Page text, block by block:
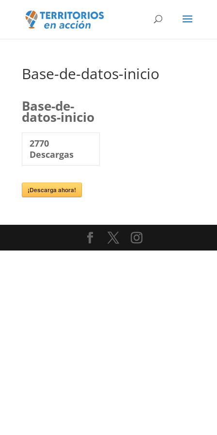
Base-de-datos-inicio
Base-de-
datos-inicio
2770
Descargas
¡Descarga ahora!